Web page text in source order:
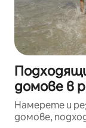
домове в
Намерете и
домове,